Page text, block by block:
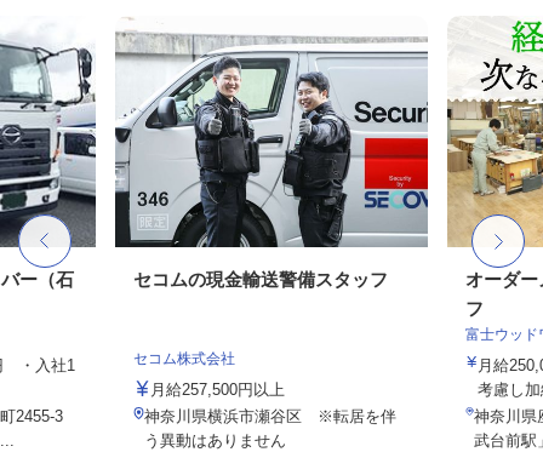
ー（⽯
・⼊社1
2455-3
セコムの現金輸送警備スタッフ
セコム株式会社
月給257,500円以上
神奈川県横浜市瀬谷区 ※転居を伴
う異動はありません
オーダー
フ
富士ウッド
月給
考慮し
神奈川県
武台前駅